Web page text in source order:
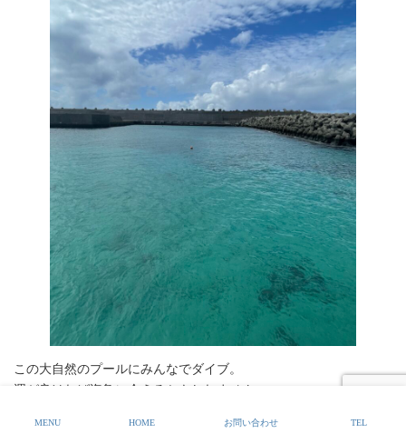
この大自然のプールにみんなでダイブ。
運が良ければ海亀に会えるかもしれません。
MENU HOME お問い合わせ TEL